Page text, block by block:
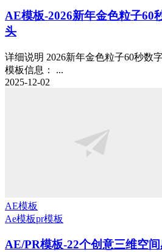
AE模板-2026新年金色粒子60
头
详细说明 2026新年金色粒子60秒数
模板信息： ...
2025-12-02
AE模板
Ae模板pr模板
AE/PR模板-22个创意三维空